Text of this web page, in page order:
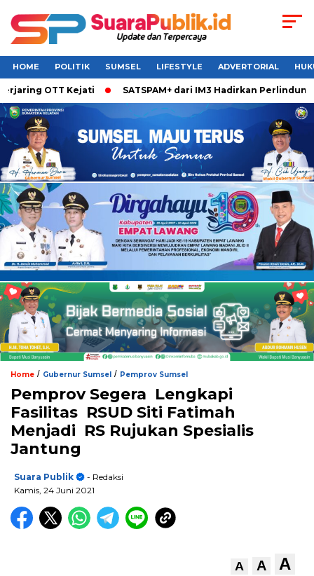
HOME POLITIK SUMSEL LIFESTYLE ADVERTORIAL
OTT Kejati SATSPAM+ dari IM3 Hadirkan Perlindungan
Home / Gubernur Sumsel / Pemprov Sumsel
Pemprov Segera Lengkapi
Fasilitas RSUD Siti Fatimah
Menjadi RS Rujukan Spesialis
Jantung
Suara Publik
- Redaksi
Kamis, 24 Juni 2021
A A A